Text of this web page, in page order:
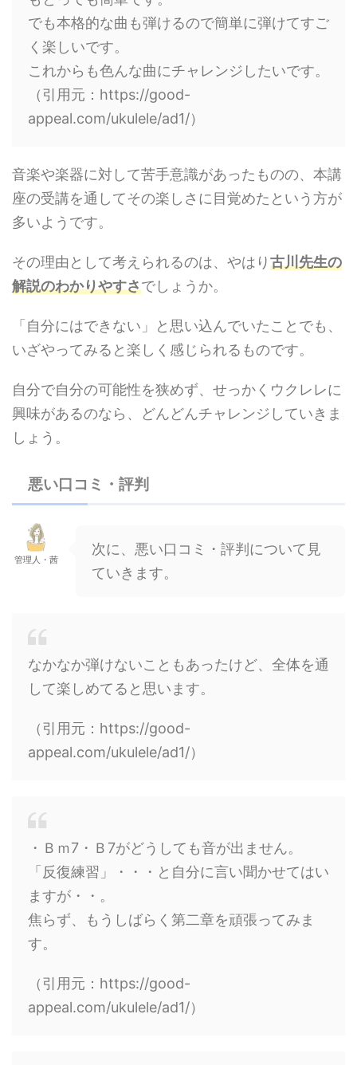
でも本格的な曲も弾けるので簡単に弾けてすご
く楽しいです。
これからも色んな曲にチャレンジしたいです。
（引用元：https://good-
appeal.com/ukulele/ad1/）
音楽や楽器に対して苦手意識があったものの、本講
座の受講を通してその楽しさに目覚めたという方が
多いようです。
その理由として考えられるのは、やはり古川先生の
解説のわかりやすさでしょうか。
「自分にはできない」と思い込んでいたことでも、
いざやってみると楽しく感じられるものです。
自分で自分の可能性を狭めず、せっかくウクレレに
興味があるのなら、どんどんチャレンジしていきま
しょう。
悪い口コミ・評判
管理人・茜
次に、悪い口コミ・評判について見
ていきます。
なかなか弾けないこともあったけど、全体を通
して楽しめてると思います。
（引用元：https://good-
appeal.com/ukulele/ad1/）
・Ｂｍ7・Ｂ7がどうしても音が出ません。
「反復練習」・・・と自分に言い聞かせてはい
ますが・・。
焦らず、もうしばらく第二章を頑張ってみま
す。
（引用元：https://good-
appeal.com/ukulele/ad1/）